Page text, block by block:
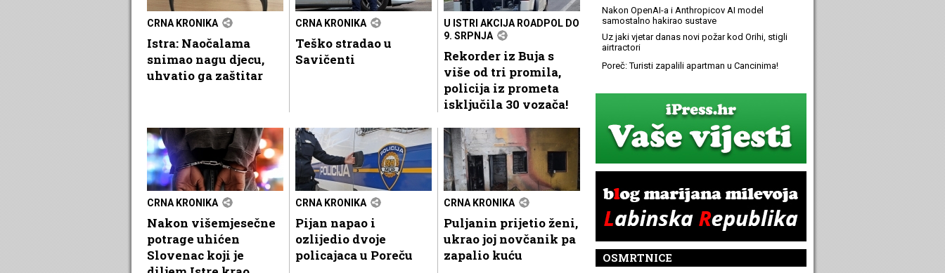
CRNA KRONIKA
Istra: Naočalama
snimao nagu djecu,
uhvatio ga zaštitar
CRNA KRONIKA
Teško stradao u
Savičenti
U ISTRI AKCIJA ROADPOL DO
9. SRPNJA
Rekorder iz Buja s
više od tri promila,
policija iz prometa
isključila 30 vozača!
CRNA KRONIKA
Nakon višemjesečne
potrage uhićen
Slovenac koji je
CRNA KRONIKA
Pijan napao i
ozlijedio dvoje
policajaca u Poreču
CRNA KRONIKA
Puljanin prijetio ženi,
ukrao joj novčanik pa
zapalio kuću
Nakon OpenAI-a i Anthropicov AI model
samostalno hakirao sustave
Uz jaki vjetar danas novi požar kod Orihi, stigli
airtractori
Poreč: Turisti zapalili apartman u Cancinima!
OSMRTNICE